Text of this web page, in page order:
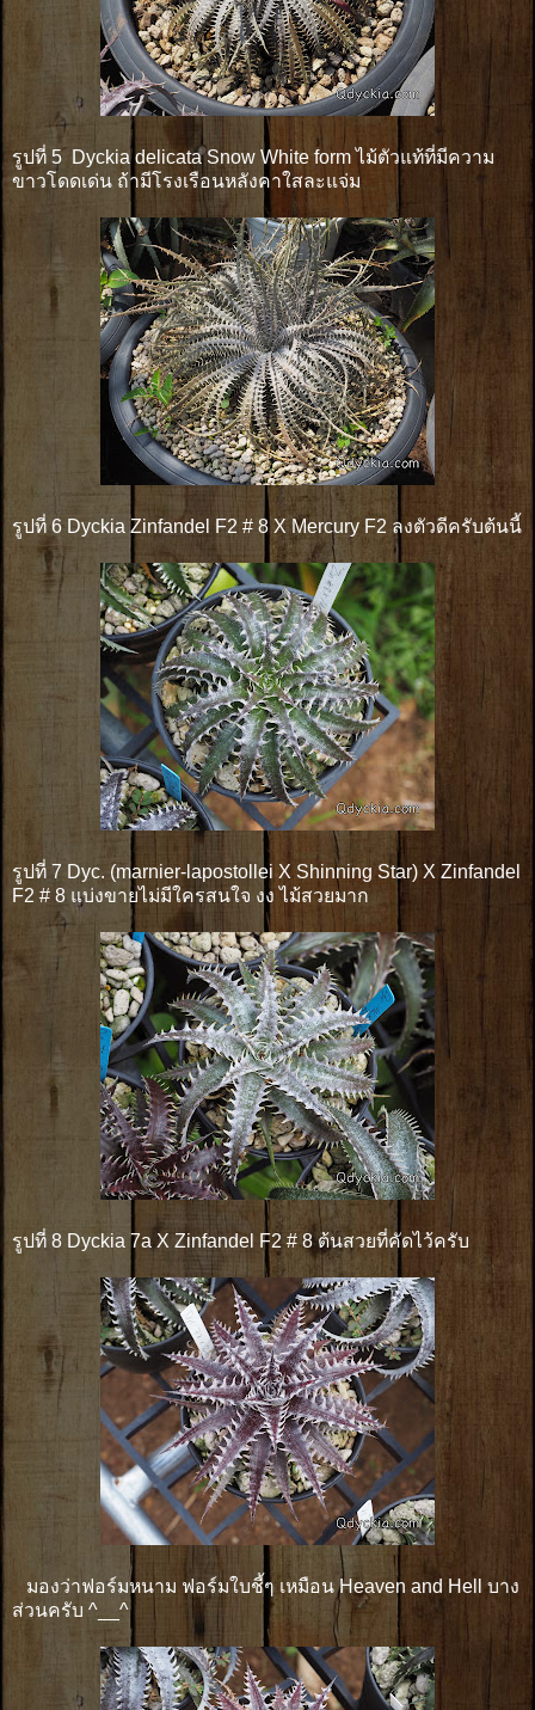
รูปที่ 5 Dyckia delicata Snow White form ไม้ตัวแท้ที่มีความ
ขาวโดดเด่น ถ้ามีโรงเรือนหลังคาใสละแจ่ม
รูปที่ 6 Dyckia Zinfandel F2 # 8 X Mercury F2 ลงตัวดีครับต้นนี้
รูปที่ 7 Dyc. (marnier-lapostollei X Shinning Star) X Zinfandel
F2 # 8 แบ่งขายไม่มีใครสนใจ งง ไม้สวยมาก
รูปที่ 8 Dyckia 7a X Zinfandel F2 # 8 ต้นสวยที่คัดไว้ครับ
มองว่าฟอร์มหนาม ฟอร์มใบชี้ๆ เหมือน Heaven and Hell บาง
ส่วนครับ ^__^